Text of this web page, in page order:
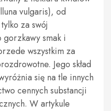
vulgaris), od
za swój
gorzkawy smak i
wszystkim za
Jego skład
się na tle innych
cennych substancji
W artykule